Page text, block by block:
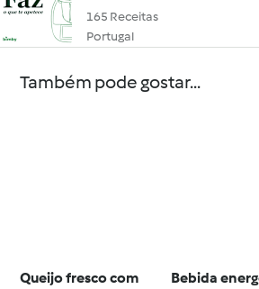
165 Receitas
Portugal
Também pode gostar...
Queijo fresco com
Bebida